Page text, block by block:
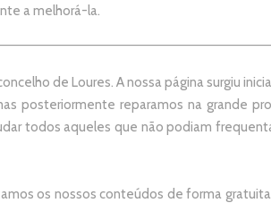
a melhorá-la.
de Loures. A nossa página surgiu
posteriormente reparamos na grande
todos aqueles que não podiam
os nossos conteúdos de forma gratuita